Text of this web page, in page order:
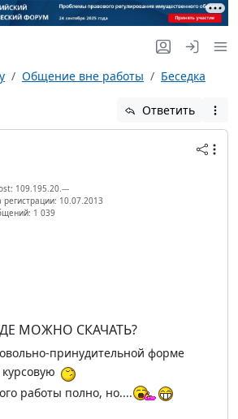
Общение вне работы Беседка
Ответить
109.195.20.---
регистрации: 10.07.2013
1 039
МОЖНО СКАЧАТЬ?
принудительной форме
работы полно, но....